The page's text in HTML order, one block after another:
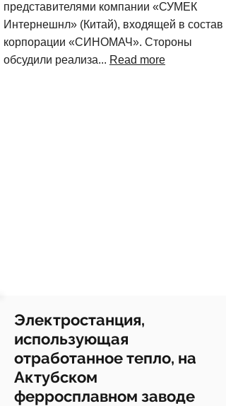
представителями компании «СУМЕК
Интернешнл» (Китай), входящей в состав
корпорации «СИНОМАЧ». Стороны
обсудили реализа... Read more
Электростанция,
использующая
отработанное тепло, на
Актубском
ферросплавном заводе